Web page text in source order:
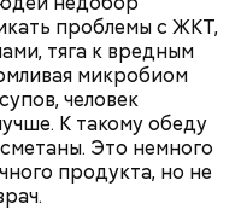
проблемы с ЖКТ,
тяга к вредным
микробиом
человек
К такому обеду
Это немного
продукта, но не